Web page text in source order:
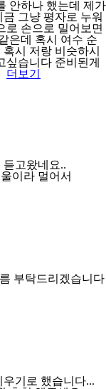
안하나 했는데 제가
그냥 평자로 누워
로 손으로 밀어보면
은데 혹시 여수 순
시 저랑 비슷하시
싶습니다 준비된게
더보기
듣고왔네요..
이라 멀어서
부탁드리겠습니다
기로 했습니다...